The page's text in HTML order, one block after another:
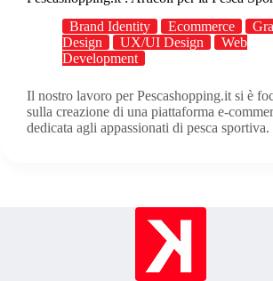
Brand Identity
Ecommerce
Design
UX/UI Design
Web
Development
Il nostro lavoro per Pescashopping.it si è
sulla creazione di una piattaforma e-
dedicata agli appassionati di pesca sportiva.